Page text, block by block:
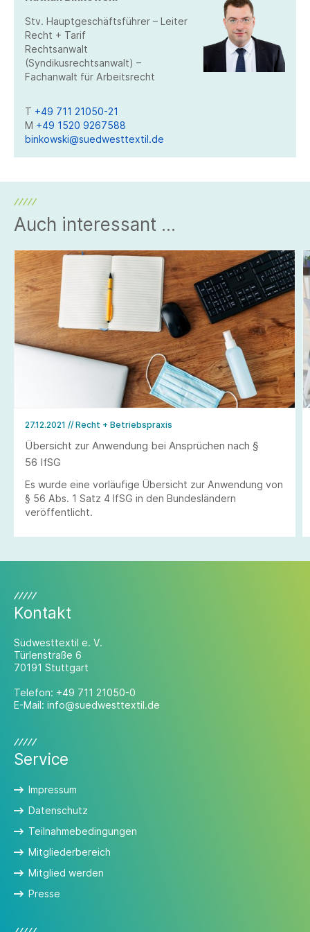
Stv. Hauptgeschäftsführer – Leiter
Recht + Tarif
Rechtsanwalt
(Syndikusrechtsanwalt) –
Fachanwalt für Arbeitsrecht
T +49 711 21050-21
M +49 1520 9267588
binkowski@suedwesttextil.de
Auch interessant ...
27.12.2021 // Recht + Betriebspraxis
Übersicht zur Anwendung bei Ansprüchen nach §
56 IfSG
Es wurde eine vorläufige Übersicht zur Anwendung von
§ 56 Abs. 1 Satz 4 IfSG in den Bundesländern
veröffentlicht.
Kontakt
Südwesttextil e. V.
Türlenstraße 6
70191 Stuttgart
Telefon: +49 711 21050-0
E-Mail: info@suedwesttextil.de
Service
Impressum
Datenschutz
Teilnahmebedingungen
Mitgliederbereich
Mitglied werden
Presse